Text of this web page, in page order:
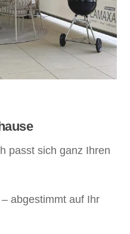
passt sich ganz Ihren
– abgestimmt auf Ihr